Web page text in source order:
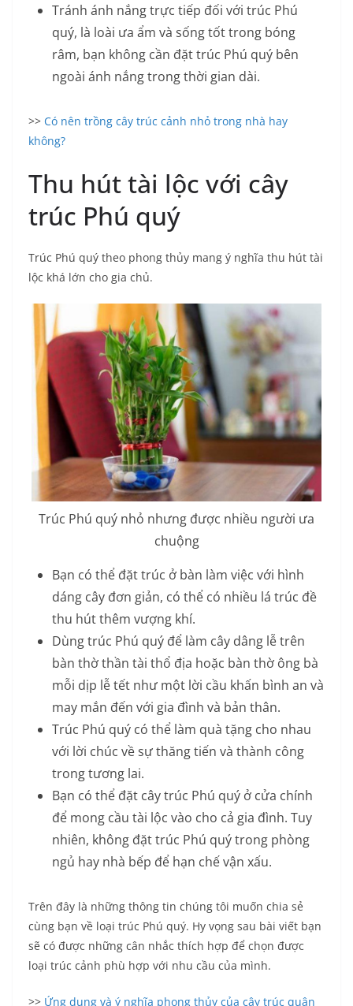
Tránh ánh nắng trực tiếp đối với trúc Phú
quý, là loài ưa ẩm và sống tốt trong bóng
râm, bạn không cần đặt trúc Phú quý bên
ngoài ánh nắng trong thời gian dài.
>> Có nên trồng cây trúc cảnh nhỏ trong nhà hay
không?
Thu hút tài lộc với cây
trúc Phú quý
Trúc Phú quý theo phong thủy mang ý nghĩa thu hút tài
lộc khá lớn cho gia chủ.
Trúc Phú quý nhỏ nhưng được nhiều người ưa
chuộng
Bạn có thể đặt trúc ở bàn làm việc với hình
dáng cây đơn giản, có thể có nhiều lá trúc đề
thu hút thêm vượng khí.
Dùng trúc Phú quý để làm cây dâng lễ trên
bàn thờ thần tài thổ địa hoặc bàn thờ ông bà
mỗi dịp lễ tết như một lời cầu khấn bình an và
may mắn đến với gia đình và bản thân.
Trúc Phú quý có thể làm quà tặng cho nhau
với lời chúc về sự thăng tiến và thành công
trong tương lai.
Bạn có thể đặt cây trúc Phú quý ở cửa chính
để mong cầu tài lộc vào cho cả gia đình. Tuy
nhiên, không đặt trúc Phú quý trong phòng
ngủ hay nhà bếp để hạn chế vận xấu.
Trên đây là những thông tin chúng tôi muốn chia sẻ
cùng bạn về loại trúc Phú quý. Hy vọng sau bài viết bạn
sẽ có được những cân nhắc thích hợp để chọn được
loại trúc cảnh phù hợp với nhu cầu của mình.
>> Ứng dụng và ý nghĩa phong thủy của cây trúc quân